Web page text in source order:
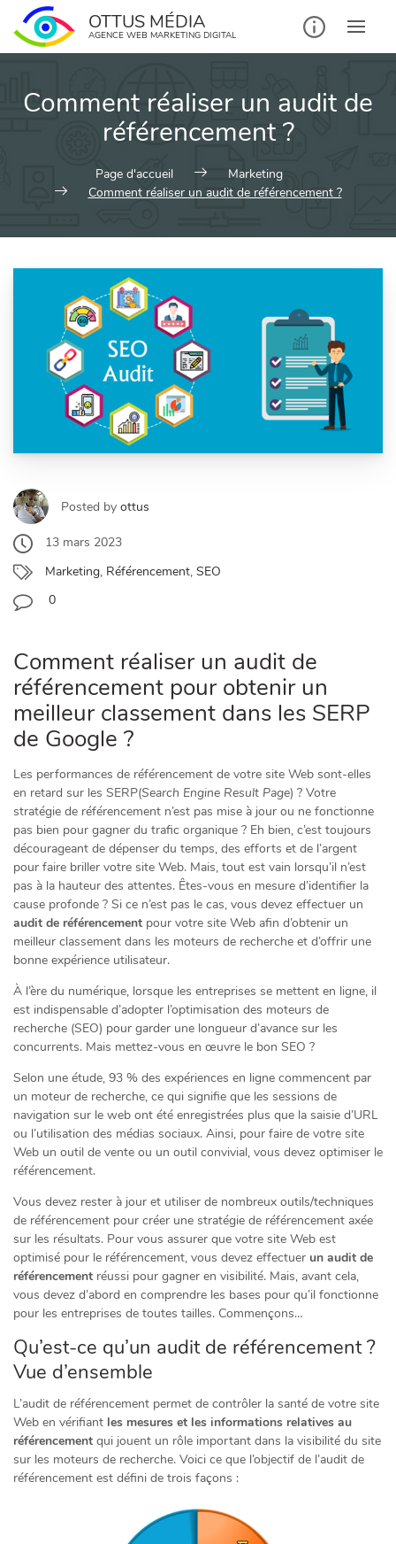
content
OTTUS MÉDIA
AGENCE WEB MARKETING DIGITAL
Comment réaliser un audit de
référencement ?
Page d'accueil
Marketing
Comment réaliser un audit de référencement ?
Posted by ottus
13 mars 2023
Marketing, Référencement, SEO
0
Comment réaliser un audit de
référencement pour obtenir un
meilleur classement dans les SERP
de Google ?
Les performances de référencement de votre site Web sont-elles
en retard sur les SERP(Search Engine Result Page) ? Votre
stratégie de référencement n’est pas mise à jour ou ne fonctionne
pas bien pour gagner du trafic organique ? Eh bien, c’est toujours
décourageant de dépenser du temps, des efforts et de l’argent
pour faire briller votre site Web. Mais, tout est vain lorsqu’il n’est
pas à la hauteur des attentes. Êtes-vous en mesure d’identifier la
cause profonde ? Si ce n’est pas le cas, vous devez effectuer un
audit de référencement pour votre site Web afin d’obtenir un
meilleur classement dans les moteurs de recherche et d’offrir une
bonne expérience utilisateur.
À l’ère du numérique, lorsque les entreprises se mettent en ligne, il
est indispensable d’adopter l’optimisation des moteurs de
recherche (SEO) pour garder une longueur d’avance sur les
concurrents. Mais mettez-vous en œuvre le bon SEO ?
Selon une étude, 93 % des expériences en ligne commencent par
un moteur de recherche, ce qui signifie que les sessions de
navigation sur le web ont été enregistrées plus que la saisie d’URL
ou l’utilisation des médias sociaux. Ainsi, pour faire de votre site
Web un outil de vente ou un outil convivial, vous devez optimiser le
référencement.
Vous devez rester à jour et utiliser de nombreux outils/techniques
de référencement pour créer une stratégie de référencement axée
sur les résultats. Pour vous assurer que votre site Web est
optimisé pour le référencement, vous devez effectuer un audit de
référencement réussi pour gagner en visibilité. Mais, avant cela,
vous devez d’abord en comprendre les bases pour qu’il fonctionne
pour les entreprises de toutes tailles. Commençons…
Qu’est-ce qu’un audit de référencement ?
Vue d’ensemble
L’audit de référencement permet de contrôler la santé de votre site
Web en vérifiant les mesures et les informations relatives au
référencement qui jouent un rôle important dans la visibilité du site
sur les moteurs de recherche. Voici ce que l’objectif de l’audit de
référencement est défini de trois façons :